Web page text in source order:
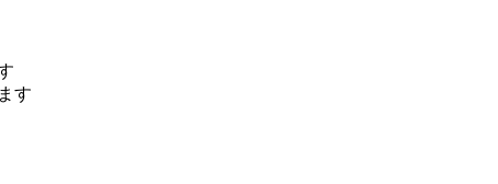
す